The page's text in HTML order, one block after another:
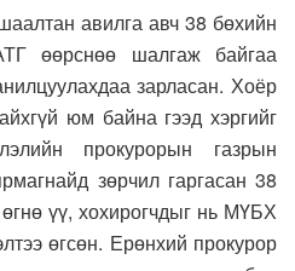
авилга авч 38 бөхийн
өөрснөө шалгаж байгаа
зарласан. Хоёр
юм байна гээд хэргийг
прокурорын газрын
зөрчил гаргасан 38
үү, хохирогчдыг нь МҮБХ
өгсөн. Ерөнхий прокурор